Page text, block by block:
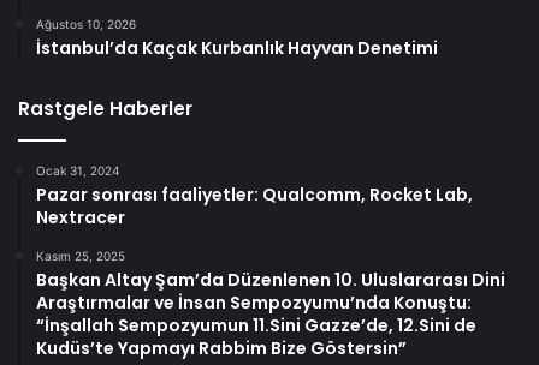
Ağustos 10, 2026
İstanbul’da Kaçak Kurbanlık Hayvan Denetimi
Rastgele Haberler
Ocak 31, 2024
Pazar sonrası faaliyetler: Qualcomm, Rocket Lab,
Nextracer
Kasım 25, 2025
Başkan Altay Şam’da Düzenlenen 10. Uluslararası Dini
Araştırmalar ve İnsan Sempozyumu’nda Konuştu:
“İnşallah Sempozyumun 11.Sini Gazze’de, 12.Sini de
Kudüs’te Yapmayı Rabbim Bize Göstersin”